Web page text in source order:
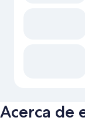
Acerca de